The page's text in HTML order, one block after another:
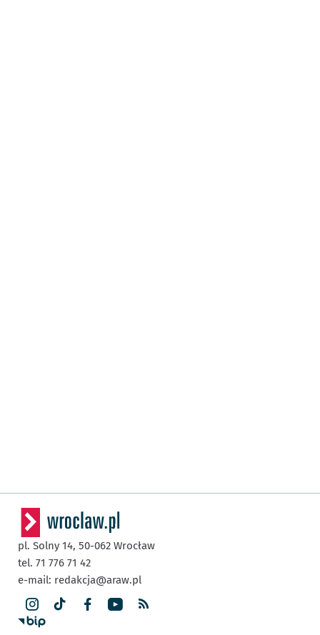
pl. Solny 14, 50-062 Wrocław
tel. 71 776 71 42
e-mail: redakcja@araw.pl